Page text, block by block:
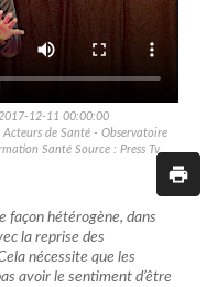
12-11 00:00:00
de Santé - Observatoire
Santé Source : Press Tv
façon hétérogène, dans
la reprise des
nécessite que les
avoir le sentiment d’être